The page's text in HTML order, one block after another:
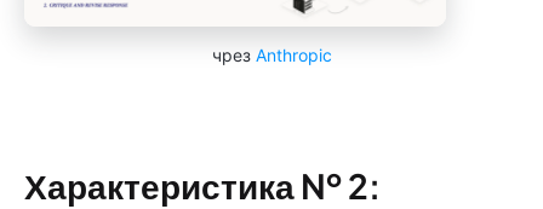
чрез Anthropic
Характеристика № 2: